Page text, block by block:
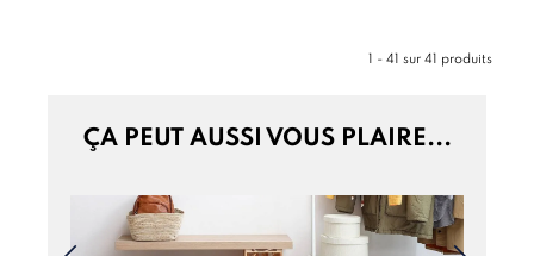
1 - 41 sur 41 produits
ÇA PEUT AUSSI VOUS PLAIRE...